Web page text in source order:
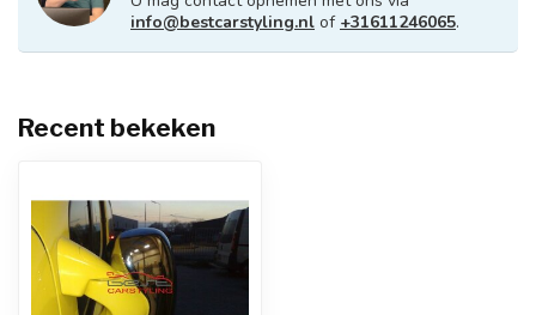
info@bestcarstyling.nl of +31611246065.
Recent bekeken